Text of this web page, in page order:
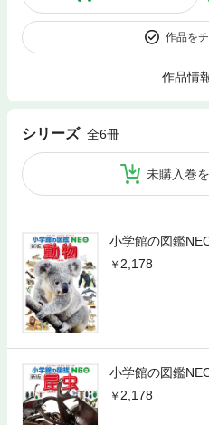
作品を
作品情
シリーズ 全6冊
未購入巻
小学館の図鑑
2,178
小学館の図鑑
2,178